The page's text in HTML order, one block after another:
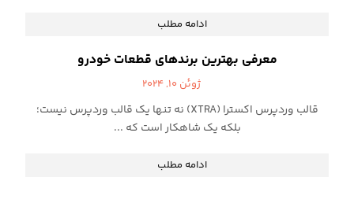
ادامه مطلب
معرفی بهترین برندهای قطعات خودرو
ژوئن ۱۰, ۲۰۲۴
قالب وردپرس اکسترا (XTRA) نه تنها یک قالب وردپرس نیست؛
بلکه یک شاهکار است که ...
ادامه مطلب